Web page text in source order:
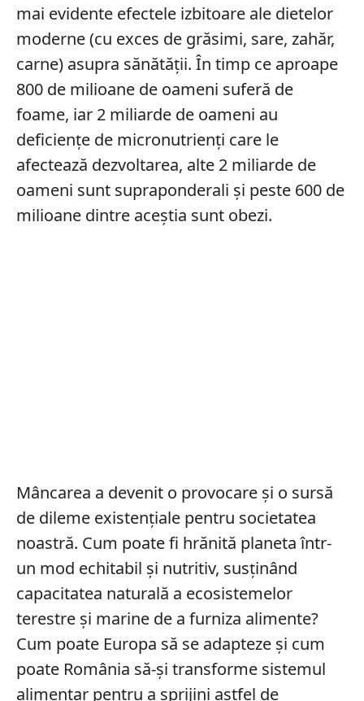
mai evidente efectele izbitoare ale dietelor
moderne (cu exces de grăsimi, sare, zahăr,
carne) asupra sănătății. În timp ce aproape
800 de milioane de oameni suferă de
foame, iar 2 miliarde de oameni au
deficiențe de micronutrienți care le
afectează dezvoltarea, alte 2 miliarde de
oameni sunt supraponderali și peste 600 de
milioane dintre aceștia sunt obezi.
Mâncarea a devenit o provocare și o sursă
de dileme existențiale pentru societatea
noastră. Cum poate fi hrănită planeta într-
un mod echitabil și nutritiv, susținând
capacitatea naturală a ecosistemelor
terestre și marine de a furniza alimente?
Cum poate Europa să se adapteze și cum
poate România să-și transforme sistemul
alimentar pentru a sprijini astfel de